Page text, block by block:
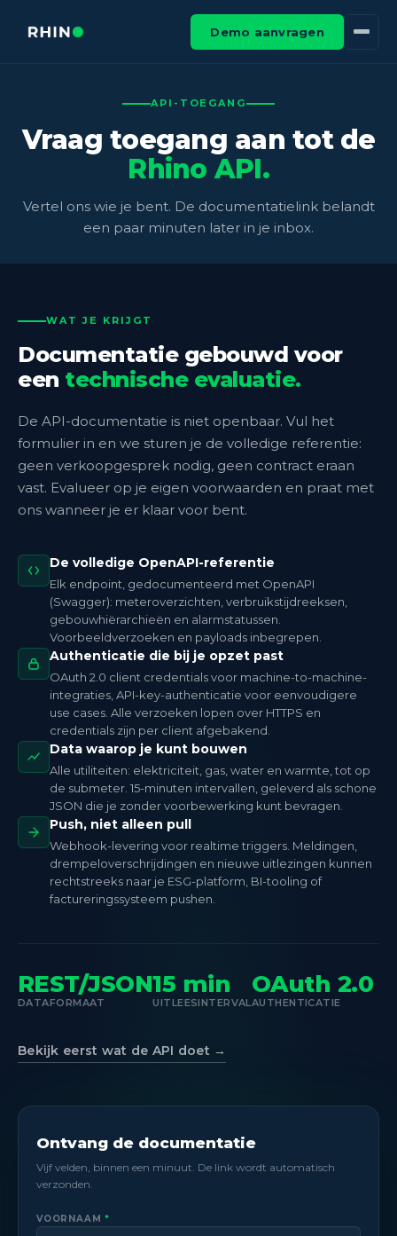
Demo aanvragen
API-TOEGANG
Vraag toegang aan tot de
Rhino API.
Vertel ons wie je bent. De documentatielink belandt
een paar minuten later in je inbox.
WAT JE KRIJGT
Documentatie gebouwd voor
een technische evaluatie.
De API-documentatie is niet openbaar. Vul het
formulier in en we sturen je de volledige referentie:
geen verkoopgesprek nodig, geen contract eraan
vast. Evalueer op je eigen voorwaarden en praat met
ons wanneer je er klaar voor bent.
De volledige OpenAPI-referentie
Elk endpoint, gedocumenteerd met OpenAPI
(Swagger): meteroverzichten, verbruikstijdreeksen,
gebouwhiërarchieën en alarmstatussen.
Voorbeeldverzoeken en payloads inbegrepen.
Authenticatie die bij je opzet past
OAuth 2.0 client credentials voor machine-to-machine-
integraties, API-key-authenticatie voor eenvoudigere
use cases. Alle verzoeken lopen over HTTPS en
credentials zijn per client afgebakend.
Data waarop je kunt bouwen
Alle utiliteiten: elektriciteit, gas, water en warmte, tot op
de submeter. 15-minuten intervallen, geleverd als schone
JSON die je zonder voorbewerking kunt bevragen.
Push, niet alleen pull
Webhook-levering voor realtime triggers. Meldingen,
drempeloverschrijdingen en nieuwe uitlezingen kunnen
rechtstreeks naar je ESG-platform, BI-tooling of
factureringssysteem pushen.
REST/JSON
DATAFORMAAT
15 min
UITLEESINTERVAL
OAuth 2.0
AUTHENTICATIE
Bekijk eerst wat de API doet →
Ontvang de documentatie
Vijf velden, binnen een minuut. De link wordt automatisch
verzonden.
VOORNAAM*